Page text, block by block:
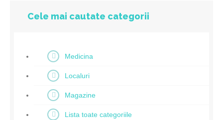
Cele mai cautate categorii
Medicina
Localuri
Magazine
Lista toate categoriile